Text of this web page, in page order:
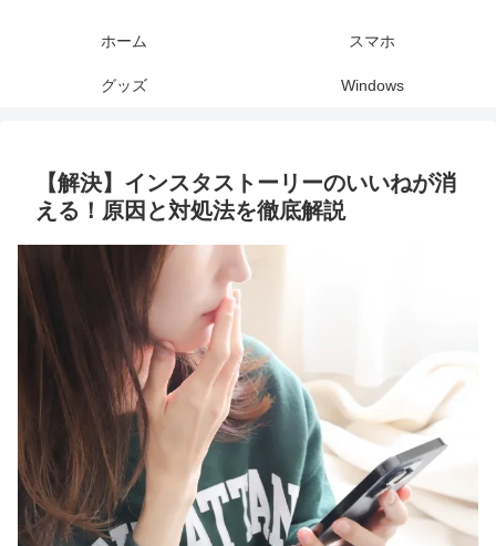
ホーム スマホ
グッズ Windows
【解決】インスタストーリーのいいねが消
える！原因と対処法を徹底解説